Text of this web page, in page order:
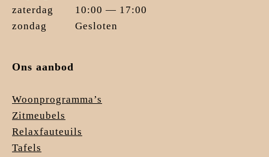
zaterdag
10:00 — 17:00
zondag
Gesloten
Ons aanbod
Woonprogramma’s
Zitmeubels
Relaxfauteuils
Tafels